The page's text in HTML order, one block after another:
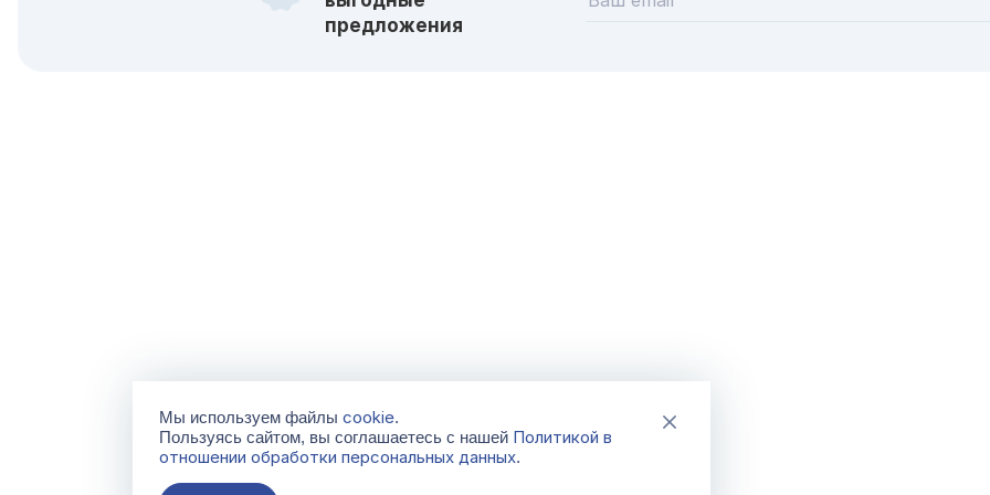
готовится в эмалированной
предложения
Мы используем файлы cookie.
Пользуясь сайтом, вы соглашаетесь с нашей Политикой в
отношении обработки персональных данных.